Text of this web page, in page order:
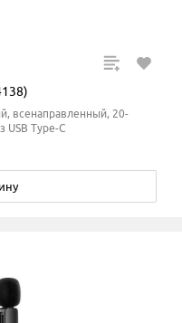
всенаправленный, 20-
USB Type-C